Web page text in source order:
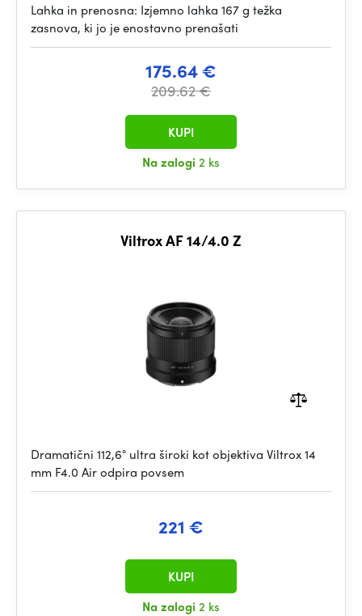
Lahka in prenosna: Izjemno lahka 167 g težka
zasnova, ki jo je enostavno prenašati
175.64 €
209.62 €
Na zalogi 2 ks
KUPI
Viltrox AF 14/4.0 Z
Dramatični 112,6° ultra široki kot objektiva Viltrox 14
mm F4.0 Air odpira povsem
221 €
Na zalogi 2 ks
KUPI